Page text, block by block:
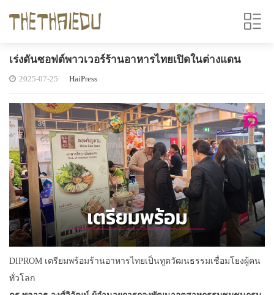
เร่งดันซอฟต์พาวเวอร์ร้านอาหารไทยเปิดในต่างแดน
2025-07-25 HaiPress
DIPROM เตรียมพร้อมร้านอาหารไทยเป็นทูตวัฒนธรรมเชื่อมโยงผู้คน
ทั่วโลก